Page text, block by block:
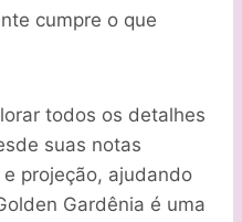
cumpre o que
todos os detalhes
suas notas
projeção, ajudando
Gardênia é uma